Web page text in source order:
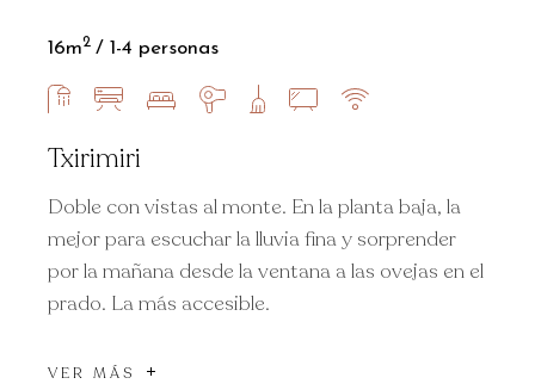
Txirimiri
Doble con vistas al monte. En la planta baja, la
mejor para escuchar la lluvia fina y sorprender
por la mañana desde la ventana a las ovejas en el
prado. La más accesible.
VER MÁS
16m2 1-4 personas